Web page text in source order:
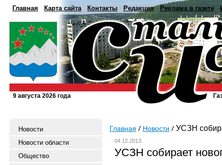
Главная Карта сайта Контакты Редакция Реклама в газете
9 августа 2026 года
Новости
Новости области
Общество
Главная Новости УСЗН
04.12.2013
УСЗН собирает